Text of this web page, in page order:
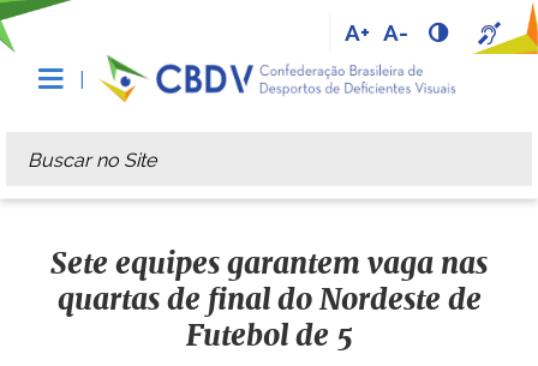
A+ A-
Busca
Busca Avançada…
Sete equipes garantem vaga nas
quartas de final do Nordeste de
Futebol de 5